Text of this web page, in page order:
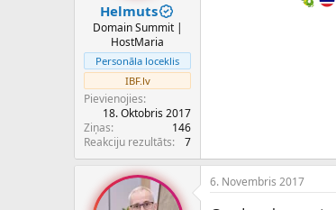
Helmuts
Domain Summit |
HostMaria
Personāla loceklis
IBF.lv
Pievienojies
18. Oktobris 2017
Ziņas
146
Reakciju rezultāts
7
6. Novembris 2017